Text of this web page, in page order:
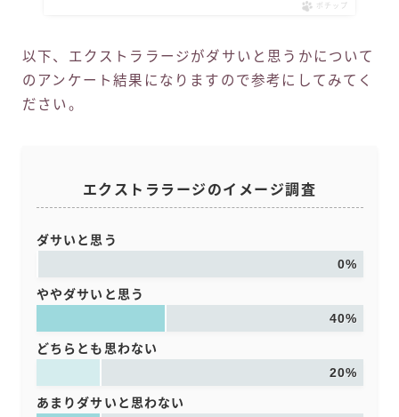
ポチップ
以下、エクストララージがダサいと思うかについて
のアンケート結果になりますので参考にしてみてく
ださい。
エクストララージのイメージ調査
ダサいと思う
0%
ややダサいと思う
40%
どちらとも思わない
20%
あまりダサいと思わない